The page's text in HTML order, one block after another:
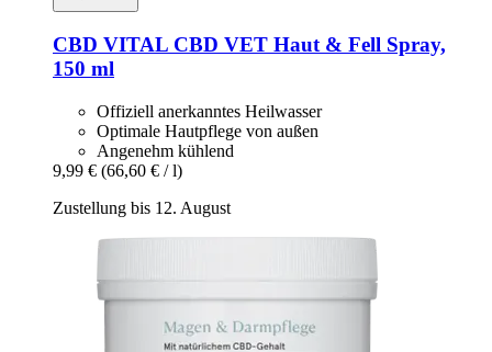
CBD VITAL CBD VET Haut & Fell Spray,
150 ml
Offiziell anerkanntes Heilwasser
Optimale Hautpflege von außen
Angenehm kühlend
9,99 € (66,60 € / l)
Zustellung bis 12. August